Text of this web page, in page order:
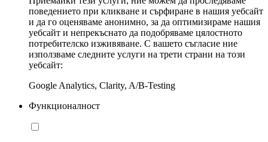
поведението при кликване и сърфиране в нашия уебсайт
и да го оценяваме анонимно, за да оптимизираме нашия
уебсайт и непрекъснато да подобряваме цялостното
потребителско изживяване. С вашето съгласие ние
използваме следните услуги на трети страни на този
уебсайт:
Google Analytics, Clarity, A/B-Testing
Функционалност